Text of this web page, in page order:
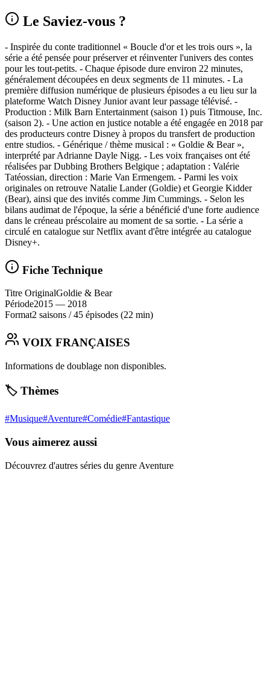
Le Saviez-vous ?
- Inspirée du conte traditionnel « Boucle d'or et les trois ours », la
série a été pensée pour préserver et réinventer l'univers des contes
pour les tout-petits. - Chaque épisode dure environ 22 minutes,
généralement découpées en deux segments de 11 minutes. - La
première diffusion numérique de plusieurs épisodes a eu lieu sur la
plateforme Watch Disney Junior avant leur passage télévisé. -
Production : Milk Barn Entertainment (saison 1) puis Titmouse, Inc.
(saison 2). - Une action en justice notable a été engagée en 2018 par
des producteurs contre Disney à propos du transfert de production
entre studios. - Générique / thème musical : « Goldie & Bear »,
interprété par Adrianne Dayle Nigg. - Les voix françaises ont été
réalisées par Dubbing Brothers Belgique ; adaptation : Valérie
Tatéossian, direction : Marie Van Ermengem. - Parmi les voix
originales on retrouve Natalie Lander (Goldie) et Georgie Kidder
(Bear), ainsi que des invités comme Jim Cummings. - Selon les
bilans audimat de l'époque, la série a bénéficié d'une forte audience
dans le créneau préscolaire au moment de sa sortie. - La série a
circulé en catalogue sur Netflix avant d'être intégrée au catalogue
Disney+.
Fiche Technique
Titre OriginalGoldie & Bear
Période2015 — 2018
Format2 saisons /45 épisodes (22 min)
VOIX FRANÇAISES
Informations de doublage non disponibles.
🏷️ Thèmes
#Musique#Aventure#Comédie#Fantastique
Vous aimerez aussi
Découvrez d'autres séries du genre Aventure